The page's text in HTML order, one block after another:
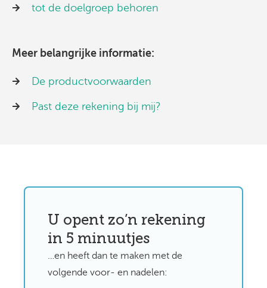
tot de doelgroep behoren
Meer belangrijke informatie:
De productvoorwaarden
Past deze rekening bij mij?
U opent zo’n rekening
in 5 minuutjes​
…en heeft dan te maken met de
volgende voor- en nadelen: